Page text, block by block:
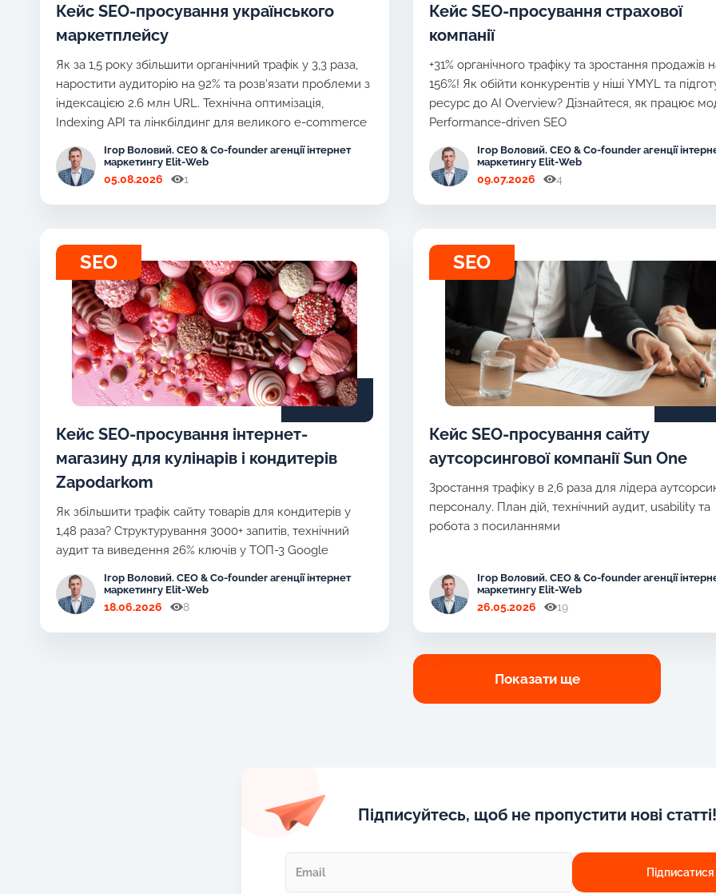
Кейс SEO-просування українського
маркетплейсу
Як за 1,5 року збільшити органічний трафік у 3,3 раза,
наростити аудиторію на 92% та розв'язати проблеми з
індексацією 2.6 млн URL. Технічна оптимізація,
Indexing API та лінкбілдинг для великого e-commerce
Ігор Воловий. CEO & Co-founder агенції інтернет
маркетингу Elit-Web
05.08.2026 1
Кейс SEO-просування страхової
компанії
+31% органічного трафіку та зростання продажів
156%! Як обійти конкурентів у ніші YMYL та
ресурс до AI Overview? Дізнайтеся, як працює
Performance-driven SEO
Ігор Воловий. CEO & Co-founder агенції
маркетингу Elit-Web
09.07.2026 4
SEO
Кейс SEO-просування інтернет-
магазину для кулінарів і кондитерів
Zapodarkom
Як збільшити трафік сайту товарів для кондитерів у
1,48 раза? Структурування 3000+ запитів, технічний
аудит та виведення 26% ключів у ТОП-3 Google
Ігор Воловий. CEO & Co-founder агенції інтернет
маркетингу Elit-Web
18.06.2026 8
SEO
Кейс SEO-просування сайту
аутсорсингової компанії Sun One
Зростання трафіку в 2,6 раза для лідера
персоналу. План дій, технічний аудит, usability та
робота з посиланнями
Ігор Воловий. CEO & Co-founder агенції
маркетингу Elit-Web
26.05.2026 19
Показати ще
Підписуйтесь, щоб не пропустити нові статті!